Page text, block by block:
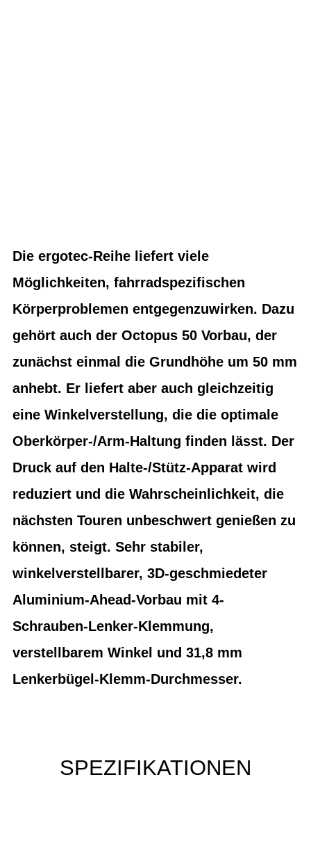
Die ergotec-Reihe liefert viele
Möglichkeiten, fahrradspezifischen
Körperproblemen entgegenzuwirken. Dazu
gehört auch der Octopus 50 Vorbau, der
zunächst einmal die Grundhöhe um 50 mm
anhebt. Er liefert aber auch gleichzeitig
eine Winkelverstellung, die die optimale
Oberkörper-/Arm-Haltung finden lässt. Der
Druck auf den Halte-/Stütz-Apparat wird
reduziert und die Wahrscheinlichkeit, die
nächsten Touren unbeschwert genießen zu
können, steigt. Sehr stabiler,
winkelverstellbarer, 3D-geschmiedeter
Aluminium-Ahead-Vorbau mit 4-
Schrauben-Lenker-Klemmung,
verstellbarem Winkel und 31,8 mm
Lenkerbügel-Klemm-Durchmesser.
SPEZIFIKATIONEN